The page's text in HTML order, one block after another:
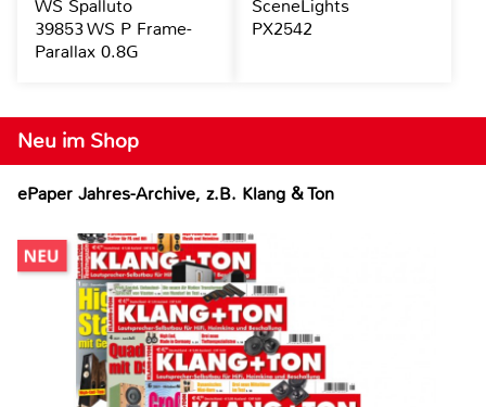
Neu im Shop
ePaper Jahres-Archive, z.B. Klang & Ton
WS Spalluto
39853 WS P Frame-
Parallax 0.8G
SceneLights
PX2542